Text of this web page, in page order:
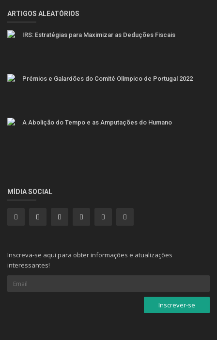
ARTIGOS ALEATÓRIOS
IRS: Estratégias para Maximizar as Deduções Fiscais
Prémios e Galardões do Comité Olímpico de Portugal 2022
A Abolição do Tempo e as Amputações do Humano
MÍDIA SOCIAL
Inscreva-se aqui para obter informações e atualizações
interessantes!